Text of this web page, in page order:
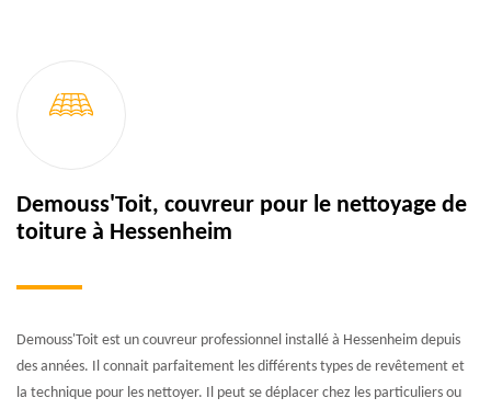
Demouss'Toit, couvreur pour le nettoyage de
toiture à Hessenheim
Demouss'Toit est un couvreur professionnel installé à Hessenheim depuis
des années. Il connait parfaitement les différents types de revêtement et
la technique pour les nettoyer. Il peut se déplacer chez les particuliers ou